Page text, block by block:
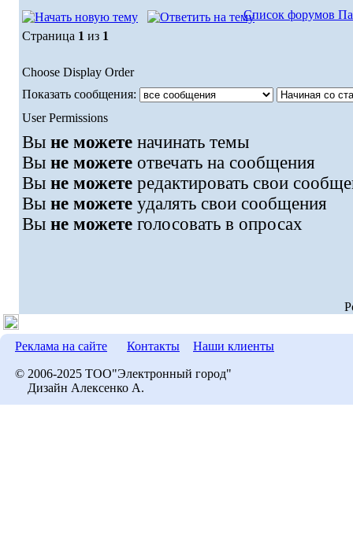
Список форумов
Страница 1 из 1
Choose Display Order
Показать сообщения:
User Permissions
Вы не можете начинать темы
Вы не можете отвечать на сообщения
Вы не можете редактировать свои
Вы не можете удалять свои сообщения
Вы не можете голосовать в опросах
Реклама на сайте Контакты Наши клиенты
© 2006-2025 ТОО"Электронный город"
Дизайн Алексенко А.